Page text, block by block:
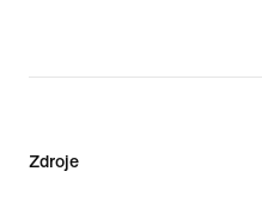
Zdroje